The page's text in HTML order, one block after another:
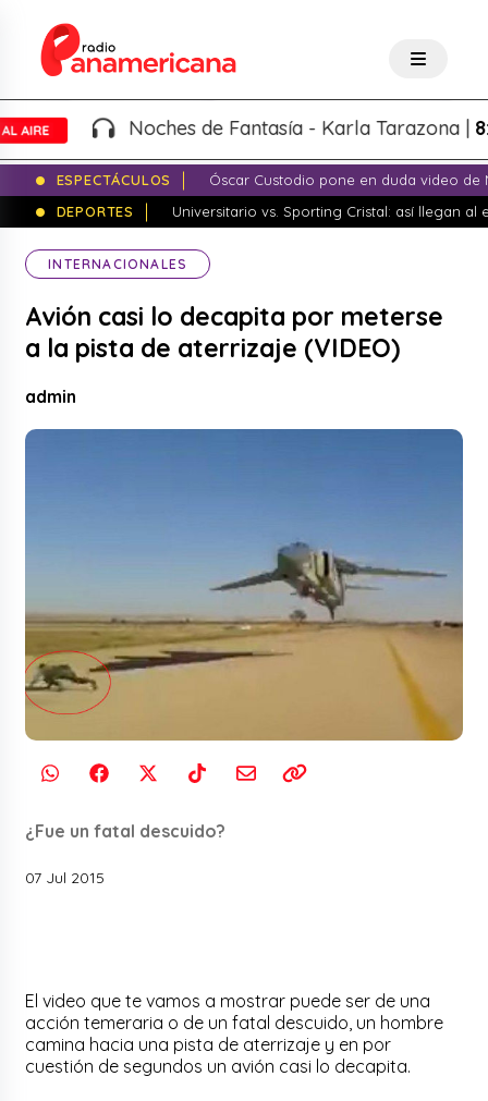
Noches de Fantasía - Karla Tarazona |
ESPECTÁCULOS
Óscar Custodio pone en duda video de
DEPORTES
Universitario vs. Sporting Cristal: así llegan al
INTERNACIONALES
Avión casi lo decapita por meterse
a la pista de aterrizaje (VIDEO)
admin
¿Fue un fatal descuido?
07 Jul 2015
El video que te vamos a mostrar puede ser de una
acción temeraria o de un fatal descuido, un hombre
camina hacia una pista de aterrizaje y en por
cuestión de segundos un avión casi lo decapita.